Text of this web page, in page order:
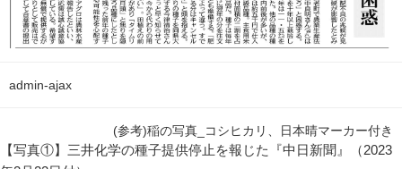
admin-ajax
(参考)稲の写真_コシヒカリ、日本晴マーカー付き
【写真①】三井化学の種子提供停止を報じた『中日新聞』（2023